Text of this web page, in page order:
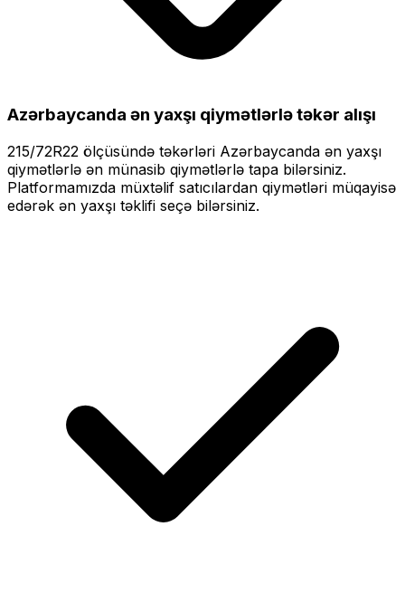
Azərbaycanda ən yaxşı qiymətlərlətəkər alışı
215/72R22 ölçüsündə təkərləri Azərbaycanda ən yaxşı
qiymətlərlə ən münasib qiymətlərlə tapa bilərsiniz.
Platformamızda müxtəlif satıcılardan qiymətləri müqayisə
edərək ən yaxşı təklifi seçə bilərsiniz.